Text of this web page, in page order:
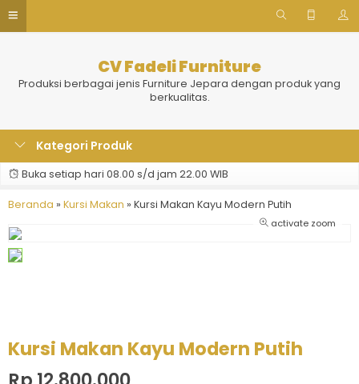
CV Fadeli Furniture
Produksi berbagai jenis Furniture Jepara dengan produk yang
berkualitas.
Kategori Produk
Buka setiap hari 08.00 s/d jam 22.00 WIB
Beranda » Kursi Makan » Kursi Makan Kayu Modern Putih
activate zoom
Kursi Makan Kayu Modern Putih